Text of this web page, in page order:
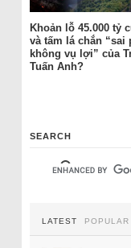
Khoản lỗ 45.000 tỷ
và tấm lá chắn “sai
không vụ lợi” của
Tuấn Anh?
SEARCH
LATEST POPULAR